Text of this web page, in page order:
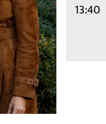
13:40